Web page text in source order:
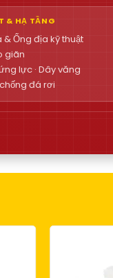
& HẠ TẦNG
& Ống địa kỹ thuật
giãn
lực · Dây văng
đá rơi